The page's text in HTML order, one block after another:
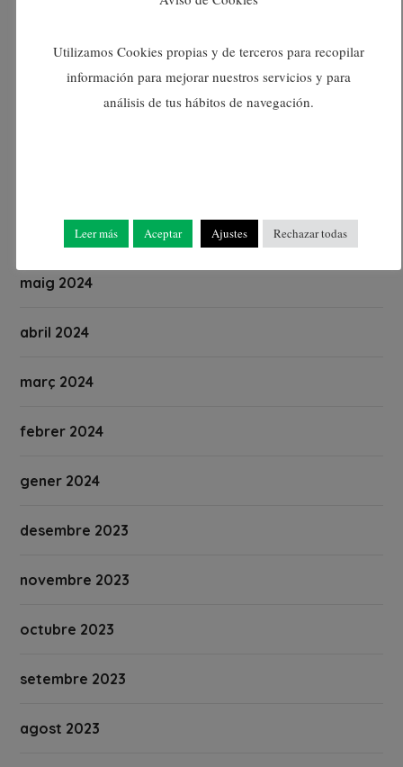
setembre 2024
juny 2024
maig 2024
abril 2024
març 2024
febrer 2024
gener 2024
desembre 2023
novembre 2023
octubre 2023
setembre 2023
agost 2023
Utilizamos Cookies propias y de terceros para recopilar
información para mejorar nuestros servicios y para
análisis de tus hábitos de navegación.
Leer más Aceptar Ajustes Rechazar todas